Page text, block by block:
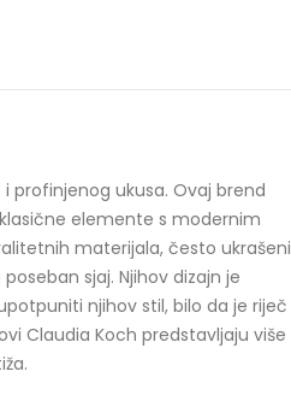
profinjenog ukusa. Ovaj brend
elemente s modernim
materijala, često ukrašeni
sjaj. Njihov dizajn je
njihov stil, bilo da je riječ
Claudia Koch predstavljaju više